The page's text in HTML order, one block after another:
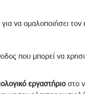
να ομαλοποιήσει
που μπορεί να
εργαστήριοστο